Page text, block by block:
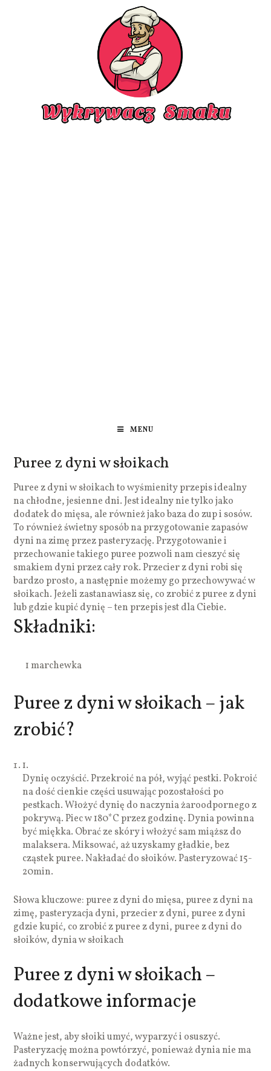
MENU
Puree z dyni w słoikach
Puree z dyni w słoikach to wyśmienity przepis idealny
na chłodne, jesienne dni. Jest idealny nie tylko jako
dodatek do mięsa, ale również jako baza do zup i sosów.
To również świetny sposób na przygotowanie zapasów
dyni na zimę przez pasteryzację. Przygotowanie i
przechowanie takiego puree pozwoli nam cieszyć się
smakiem dyni przez cały rok. Przecier z dyni robi się
bardzo prosto, a następnie możemy go przechowywać w
słoikach. Jeżeli zastanawiasz się, co zrobić z puree z dyni
lub gdzie kupić dynię – ten przepis jest dla Ciebie.
Składniki:
1 marchewka
Puree z dyni w słoikach – jak
zrobić?
1.
Dynię oczyścić. Przekroić na pół, wyjąć pestki. Pokroić
na dość cienkie części usuwając pozostałości po
pestkach. Włożyć dynię do naczynia żaroodpornego z
pokrywą. Piec w 180*C przez godzinę. Dynia powinna
być miękka. Obrać ze skóry i włożyć sam miąższ do
malaksera. Miksować, aż uzyskamy gładkie, bez
cząstek puree. Nakładać do słoików. Pasteryzować 15-
20min.
Słowa kluczowe: puree z dyni do mięsa, puree z dyni na
zimę, pasteryzacja dyni, przecier z dyni, puree z dyni
gdzie kupić, co zrobić z puree z dyni, puree z dyni do
słoików, dynia w słoikach
Puree z dyni w słoikach –
dodatkowe informacje
Ważne jest, aby słoiki umyć, wyparzyć i osuszyć.
Pasteryzację można powtórzyć, ponieważ dynia nie ma
żadnych konserwujących dodatków.